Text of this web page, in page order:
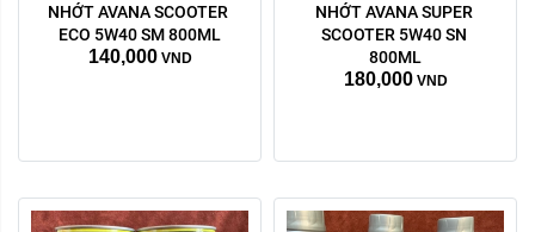
NHỚT AVANA SCOOTER
ECO 5W40 SM 800ML
140,000 VND
NHỚT AVANA SUPER
SCOOTER 5W40 SN
800ML
180,000 VND
Dung tích:
1 lít
0.8 L